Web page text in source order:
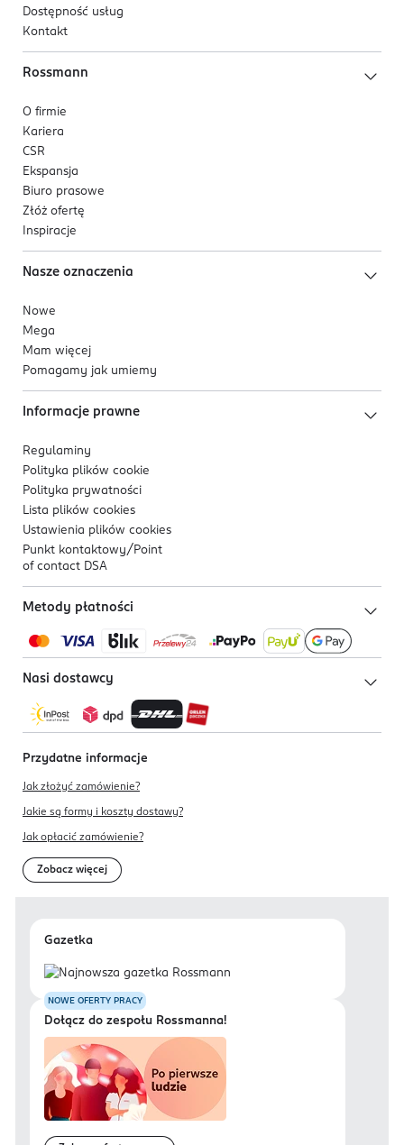
Dostępność usług
Kontakt
Rossmann
O firmie
Kariera
CSR
Ekspansja
Biuro prasowe
Złóż ofertę
Inspiracje
Nasze oznaczenia
Nowe
Mega
Mam więcej
Pomagamy jak umiemy
Informacje prawne
Regulaminy
Polityka plików cookie
Polityka prywatności
Lista plików cookies
Ustawienia plików cookies
Punkt kontaktowy/ Point
of contact DSA
Metody płatności
Nasi dostawcy
Przydatne informacje
Jak złożyć zamówienie?
Jakie są formy i koszty dostawy?
Jak opłacić zamówienie?
Zobacz więcej
Gazetka
NOWE OFERTY PRACY
Dołącz do zespołu Rossmanna!